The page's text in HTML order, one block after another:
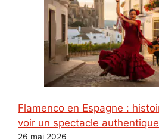
Flamenco en Espagne : histoire, régions et où
voir un spectacle authentique
26 mai 2026